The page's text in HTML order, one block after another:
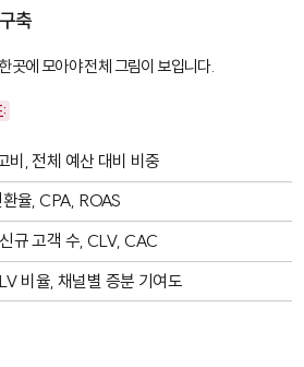
축
곳에 모아야 전체 그림이 보입니다.
비, 전체 예산 대비 비중
율, CPA, ROAS
규 고객 수, CLV, CAC
비율, 채널별 증분 기여도